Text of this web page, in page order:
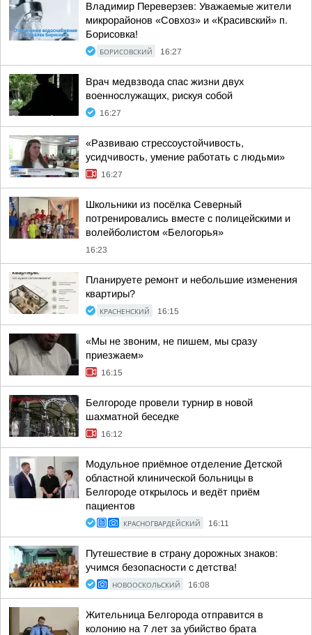
Владимир Переверзев: Уважаемые жители
микрорайонов «Совхоз» и «Красивский» п.
Борисовка!
БОРИСОВСКИЙ 16:27
Врач медвзвода спас жизни двух
военнослужащих, рискуя собой
16:27
«Развиваю стрессоустойчивость,
усидчивость, умение работать с людьми»
16:27
Школьники из посёлка Северный
потренировались вместе с полицейскими и
волейболистом «Белогорья»
16:23
Планируете ремонт и небольшие изменения
квартиры?
КРАСНЕНСКИЙ 16:15
«Мы не звоним, не пишем, мы сразу
приезжаем»
16:15
Белгороде провели турнир в новой
шахматной беседке
16:12
Модульное приёмное отделение Детской
областной клинической больницы в
Белгороде открылось и ведёт приём
пациентов
КРАСНОГВАРДЕЙСКИЙ 16:11
Путешествие в страну дорожных знаков:
учимся безопасности с детства!
НОВООСКОЛЬСКИЙ 16:08
Жительница Белгорода отправится в
колонию на 7 лет за убийство брата